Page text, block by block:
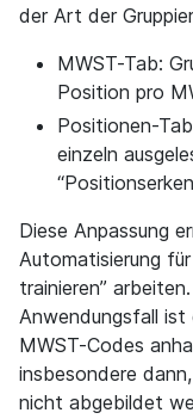
der Art der
MWST-Tab:
Position pro
Positionen-
einzeln
Diese Anpassung
Automatisierung
trainieren”
Anwendungsfall
MWST-Codes
insbesondere
nicht abgebildet